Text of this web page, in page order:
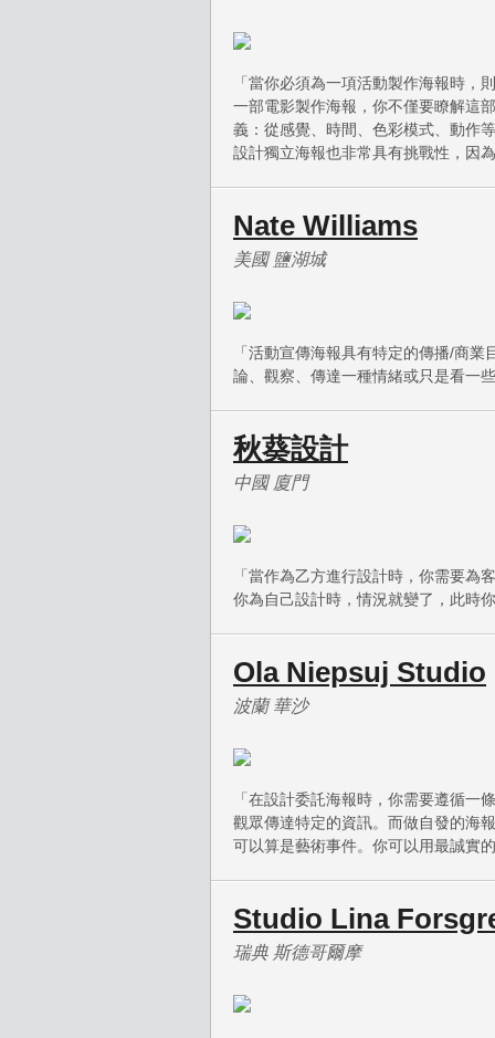
「當你必須為一項活動製作海報時，
一部電影製作海報，你不僅要瞭解這
義：從感覺、時間、色彩模式、動作
設計獨立海報也非常具有挑戰性，因
Nate Williams
美國 鹽湖城
「活動宣傳海報具有特定的傳播/商
論、觀察、傳達一種情緒或只是看一
秋葵設計
中國 廈門
「當作為乙方進行設計時，你需要為
你為自己設計時，情況就變了，此時
Ola Niepsuj Studio
波蘭 華沙
「在設計委託海報時，你需要遵循一
觀眾傳達特定的資訊。而做自發的海
可以算是藝術事件。你可以用最誠實
Studio Lina
瑞典 斯德哥爾摩